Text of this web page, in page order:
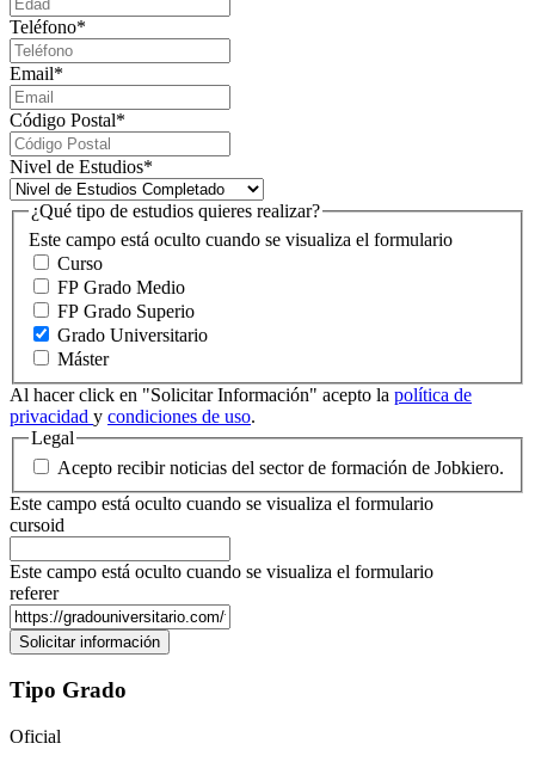
Teléfono*
Email*
Código Postal*
Nivel de Estudios*
Este campo está oculto cuando se visualiza el formulario
¿Qué tipo de estudios quieres realizar?
Curso
FP Grado Medio
FP Grado Superio
Grado Universitario
Máster
Al hacer click en "Solicitar Información" acepto la política de
privacidad y condiciones de uso.
Legal
Acepto recibir noticias del sector de formación de Jobkiero.
Este campo está oculto cuando se visualiza el formulario
cursoid
Este campo está oculto cuando se visualiza el formulario
referer
Tipo Grado
Oficial